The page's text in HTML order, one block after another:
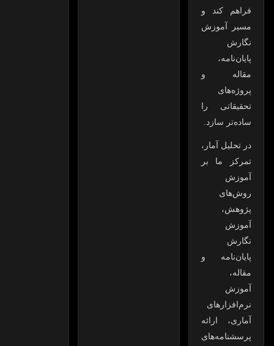
فراهم کند و
مسیر آموزش
نگارش
پایان‌نامه،
مقاله و
پروژه‌های
تحقیقاتی را
ساده‌تر سازد.
در تحلیل آمار،
تمرکز ما بر
آموزش
روش‌های
پژوهش،
آموزش
نگارش
پایان‌نامه و
مقاله،
آموزش
نرم‌افزارهای
آماری، ارائه
پرسشنامه‌های